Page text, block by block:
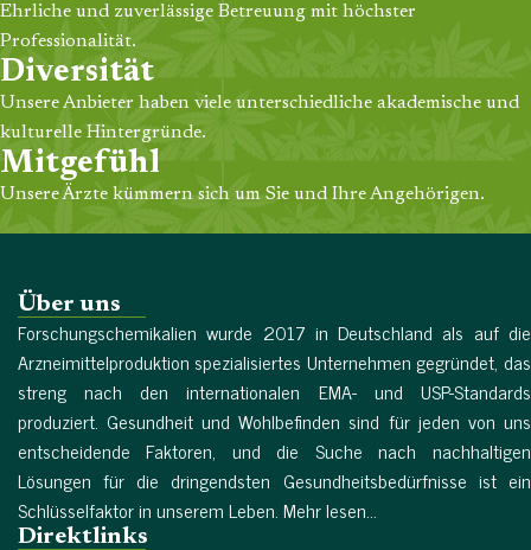
Ehrliche und zuverlässige Betreuung mit höchster
Professionalität.
Diversität
Unsere Anbieter haben viele unterschiedliche akademische und
kulturelle Hintergründe.
Mitgefühl
Unsere Ärzte kümmern sich um Sie und Ihre Angehörigen.
Über uns
Forschungschemikalien wurde 2017 in Deutschland als auf die
Arzneimittelproduktion spezialisiertes Unternehmen gegründet, das
streng nach den internationalen EMA- und USP-Standards
produziert. Gesundheit und Wohlbefinden sind für jeden von uns
entscheidende Faktoren, und die Suche nach nachhaltigen
Lösungen für die dringendsten Gesundheitsbedürfnisse ist ein
Schlüsselfaktor in unserem Leben. Mehr lesen...
Direktlinks